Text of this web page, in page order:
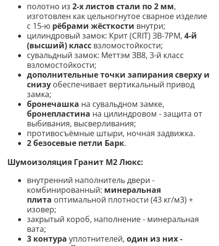
полотно из 2-х листов стали по 2 мм,
изготовлен как цельногнутое сварное изделие
с 15-ю рёбрами жёсткости внутри;
цилиндровый замок: Крит (CRIT) ЗВ-7РМ, 4-й
(высший) класс взломостойкости;
сувальдный замок: Меттэм ЗВ8, 3-й класс
взломостойкости;
дополнительные точки запирания сверху и
снизу обеспечивает вертикальный привод
замка;
бронечашка на сувальдном замке,
бронепластина на цилиндровом - защита от
выбивания, высверливания;
противосъёмные штыри, ночная задвижка.
2 безосевые петли Барк.
Шумоизоляция Гранит М2 Люкс:
внутренний наполнитель двери -
комбинированный: минеральная
плита оптимальной плотности (43 кг/м3) +
изовер;
закрытый короб, наполнение - минеральная
вата;
3 контура уплотнителей, один из них -